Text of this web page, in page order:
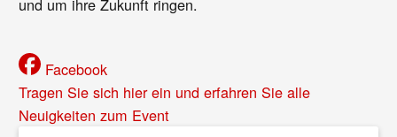
und um ihre Zukunft ringen.
Facebook
Tragen Sie sich hier ein und erfahren Sie alle
Neuigkeiten zum Event